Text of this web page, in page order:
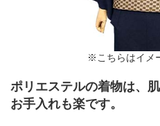
※こちらはイメ
ポリエステルの着物は、
お手入れも楽です。